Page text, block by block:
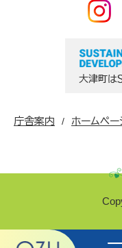
庁舎案内 ホームペ